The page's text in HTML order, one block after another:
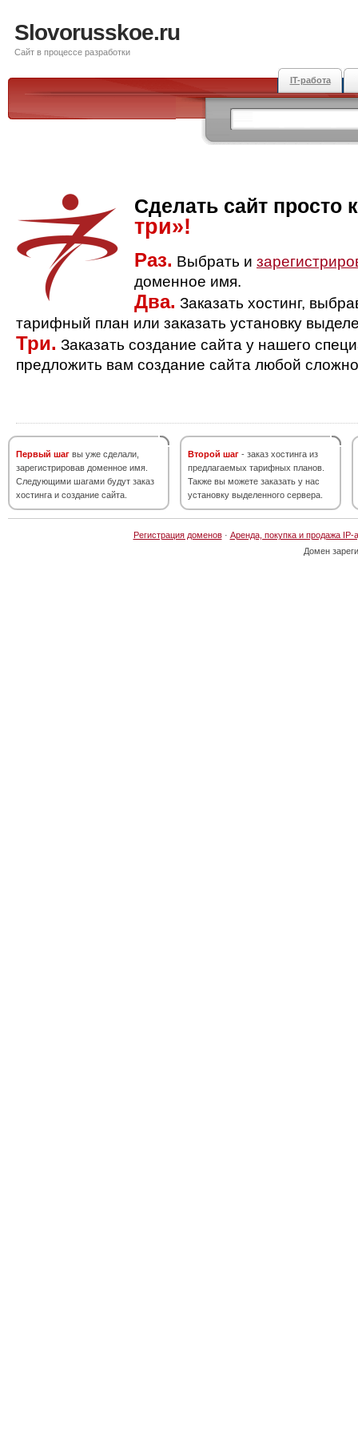
Slovorusskoe.ru
Сайт в процессе разработки
IT-работа
Сделать сайт просто
три»!
Раз. Выбрать и
доменное имя.
Два. Заказать хостинг,
тарифный план или заказать установку
Три. Заказать создание сайта у нашего
предложить вам создание сайта любой
Первый шаг вы уже сделали,
зарегистрировав доменное имя.
Следующими шагами будут заказ
хостинга и создание сайта.
Второй шаг - заказ хостинга из
предлагаемых тарифных планов.
Также вы можете заказать у нас
установку выделенного сервера.
Регистрация доменов· Аренда, покупка и продажа IP-
Домен